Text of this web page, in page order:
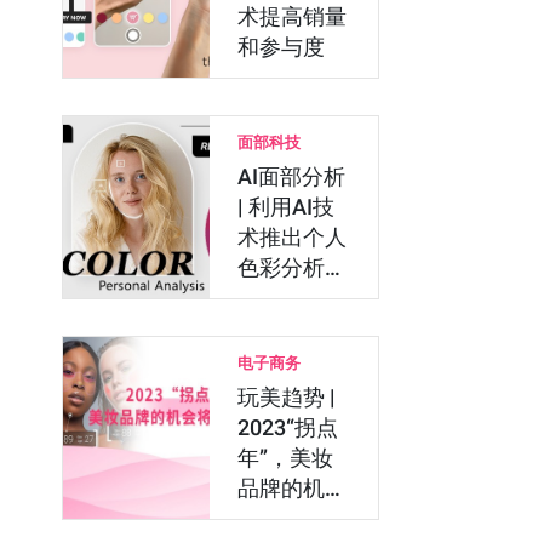
术提高销量
和参与度
面部科技
AI面部分析
| 利用AI技
术推出个人
色彩分析服
务，助力美
电子商务
玩美趋势 |
2023“拐点
年”，美妆
品牌的机会
将在哪里？